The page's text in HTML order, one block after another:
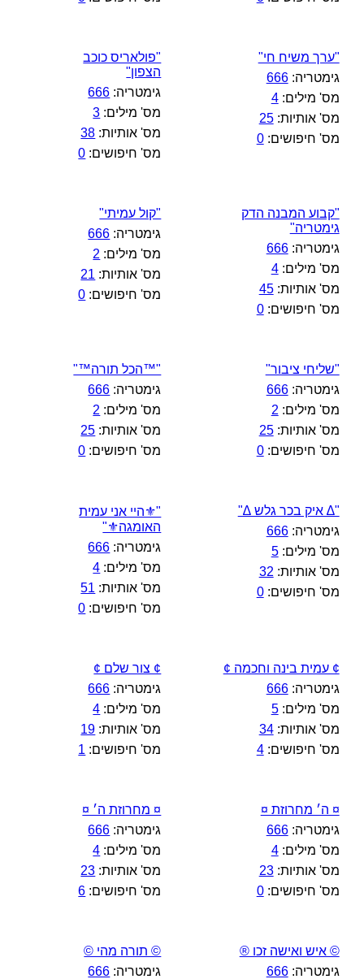
"ערך משיח חי"
גימטריה:666
מס' מילים:4
מס' אותיות:25
מס' חיפושים:0
"פולאריס כוכב
הצפון"
גימטריה: 666
מס' מילים: 3
מס' אותיות: 38
מס' חיפושים: 0
"קבוע המבנה הדק
גימטריה"
גימטריה:666
מס' מילים:4
מס' אותיות:45
מס' חיפושים:0
"קול עמיתי"
גימטריה: 666
מס' מילים: 2
מס' אותיות: 21
מס' חיפושים: 0
"שליחי ציבור"
גימטריה:666
מס' מילים: 2
מס' אותיות:25
מס' חיפושים:0
"™הכל תורה™"
גימטריה: 666
מס' מילים: 2
מס' אותיות: 25
מס' חיפושים: 0
"∆ איק בכר גלש ∆"
גימטריה:666
מס' מילים:5
מס' אותיות: 32
מס' חיפושים:0
"⚜️היי אני עמית
האומגה⚜️"
גימטריה: 666
מס' מילים: 4
מס' אותיות: 51
מס' חיפושים: 0
¢ עמית בינה וחכמה ¢
גימטריה:666
מס' מילים:5
מס' אותיות:34
מס' חיפושים:4
¢ צור שלם ¢
גימטריה: 666
מס' מילים: 4
מס' אותיות: 19
מס' חיפושים: 1
¤ ה׳ מחרוזת ¤
גימטריה:666
מס' מילים:4
מס' אותיות:23
מס' חיפושים:0
¤ מחרוזת ה׳ ¤
גימטריה: 666
מס' מילים: 4
מס' אותיות: 23
מס' חיפושים: 6
© איש ואישה זכו ®
גימטריה:666
© תורה מהי ©
גימטריה: 666